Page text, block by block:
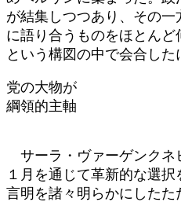
が結集しつつあり、その
に語り合うものをほとん
という構図の中で会合した
党の大物が
綱領的主軸
サーラ・ヴァーゲンクネ
１月を通じて革新的な選
言明を諸々明らかにしたた